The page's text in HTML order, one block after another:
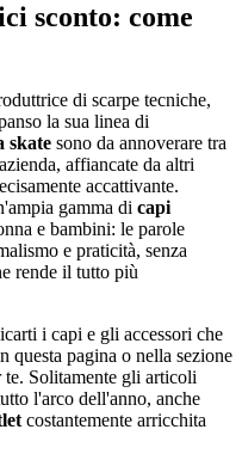
sconto: come
di scarpe tecniche,
la sua linea di
skate sono da annoverare tra
affiancate da altri
accattivante.
gamma di capi
e bambini: le parole
e praticità, senza
rende il tutto più
i capi e gli accessori che
questa pagina o nella sezione
te. Solitamente gli articoli
l'arco dell'anno, anche
costantemente arricchita